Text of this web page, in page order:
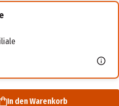
In den Warenkorb